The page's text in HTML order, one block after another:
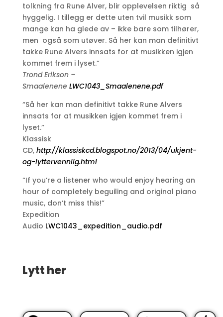
tolkning fra Rune Alver, blir opplevelsen riktig så
hyggelig. I tillegg er dette uten tvil musikk som
mange kan ha glede av – ikke bare som tilhører,
men også som utøver. Så her kan man definitivt
takke Rune Alvers innsats for at musikken igjen
kommet frem i lyset.”
Trond Erikson –
Smaalenene LWC1043_Smaalenene.pdf
“Så her kan man definitivt takke Rune Alvers
innsats for at musikken igjen kommet frem i
lyset.”
Klassisk
CD, http://klassiskcd.blogspot.no/2013/04/ukjent-
og-lyttervennlig.html
“If you’re a listener who would enjoy hearing an
hour of completely beguiling and original piano
music, don’t miss this!”
Expedition
Audio LWC1043_expedition_audio.pdf
Lytt her